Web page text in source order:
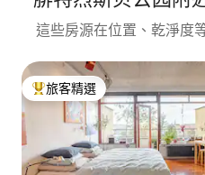
這些房源在位置、乾淨度
旅客精選榜首
旅客精選